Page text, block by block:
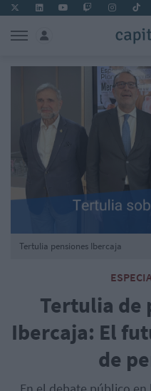
Tertulia de
Ibercaja: El
de
Tertulia pensiones Ibercaja